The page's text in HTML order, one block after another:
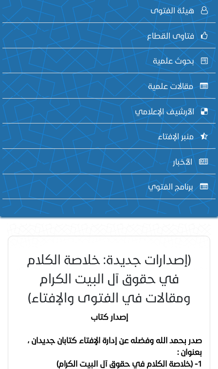
هيئة الفتوى
فتاوى القطاع
بحوث علمية
مقالات علمية
الأرشيف الإعلامي
منبر الإفتاء
الأخبار
برنامج الفتوي
(إصدارات جديدة: خلاصة الكلام
في حقوق آل البيت الكرام
ومقالات في الفتوى والإفتاء)
إصدار كتاب
صدر بحمد الله وفضله عن إدارة الإفتاء كتابان جديدان ،
بعنوان :
1- (خلاصة الكلام في حقوق آل البيت الكرام)